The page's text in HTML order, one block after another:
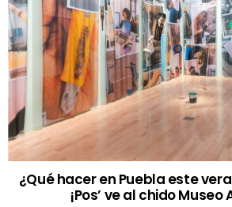
¿Qué hacer en Puebla este
¡Pos’ ve al chido Museo